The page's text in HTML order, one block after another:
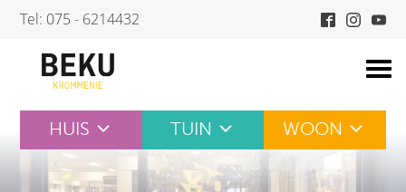
Skip
content
Tel: 075 - 6214432
HUIS TUIN WOON